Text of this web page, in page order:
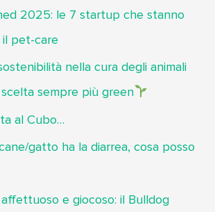
2025: le 7 startup che stanno
il pet-care
nella cura degli animali
sempre più green
al Cubo…
gatto ha la diarrea, cosa posso
e giocoso: il Bulldog